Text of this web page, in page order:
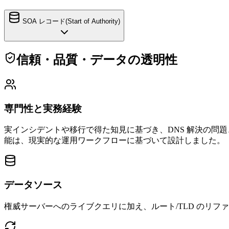
SOA レコード(Start of Authority)
信頼・品質・データの透明性
専門性と実務経験
実インシデントや移行で得た知見に基づき、DNS 解決の問
能は、現実的な運用ワークフローに基づいて設計しました。
データソース
権威サーバーへのライブクエリに加え、ルート/TLD のリフ